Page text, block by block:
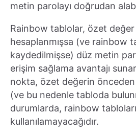
metin parolayı doğrudan
Rainbow tablolar, özet
hesaplanmışsa (ve rainbow
kaydedilmişse) düz metin
erişim sağlama avantajı
nokta, özet değerin önceden
(ve bu nedenle tabloda
durumlarda, rainbow
kullanılamayacağıdır.